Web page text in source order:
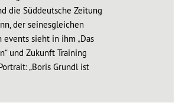
die Süddeutsche Zeitung
der seinesgleichen
events sieht in ihm „Das
und Zukunft Training
„Boris Grundl ist